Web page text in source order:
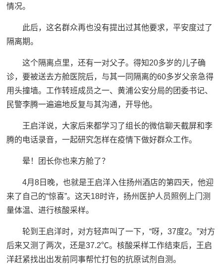
情况。
此后，这名群众再也没有提出过其他要求，平安度过了
隔离期。
这个隔离点里，还有一对父子。得知20多岁的儿子确
诊，要被送去方舱医院后，与其一同隔离的60多岁父亲急得
用头撞墙。工作转班成员之一、黄浦公安分局的团委书记、
民警李腾一遍遍地反复与其沟通，开导他。
王启洋说，大家后来都学习了组长的微信聊天截屏和李
腾的电话录音，一起研究怎样在疫情下做好群众工作。
晕！团长你也来方舱了？
4月8日晚，也就是王启洋入住扬州酒店的第四天，他迎
来了自己的“惊喜”。这天18时许，扬州医护人员照例上门测
量体温、进行核酸采样。
轮到王启洋时，对方轻声叫了一下，“呀，37度2。”对方
后来又测了两次，还是37.2℃。核酸采样工作结束后，王启
洋赶紧找出出发前同事帮忙打包的抗原试剂自测。